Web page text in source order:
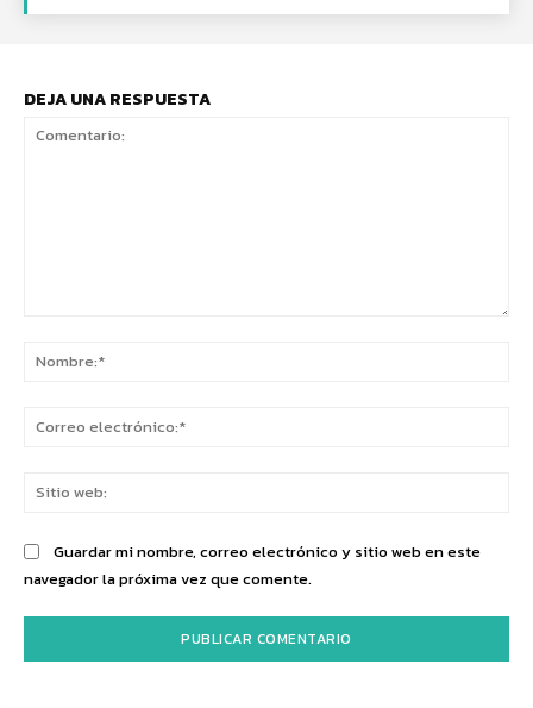
DEJA UNA RESPUESTA
Guardar mi nombre, correo electrónico y sitio web en este
navegador la próxima vez que comente.